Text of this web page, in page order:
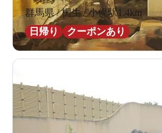
群馬県 / 桐生 / 小俣駅1.4km
日帰り
クーポンあり